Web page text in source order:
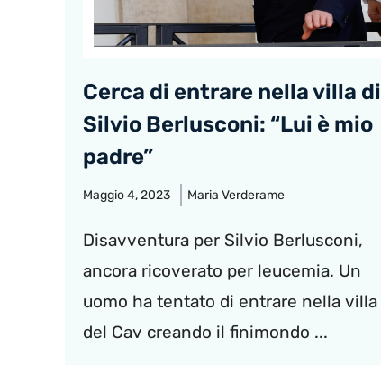
Cerca di entrare nella villa di
Silvio Berlusconi: “Lui è mio
padre”
Maggio 4, 2023 Maria Verderame
Disavventura per Silvio Berlusconi,
ancora ricoverato per leucemia. Un
uomo ha tentato di entrare nella villa
del Cav creando il finimondo ...